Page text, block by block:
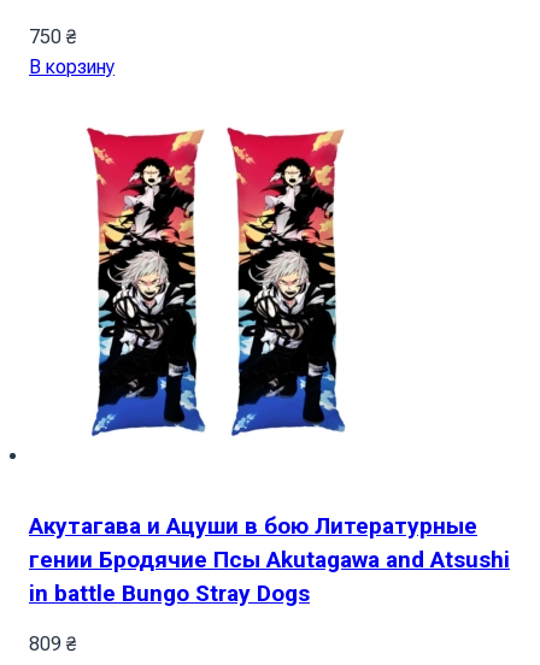
750 ₴
В корзину
Акутагава и Ацуши в бою Литературные
гении Бродячие Псы Akutagawa and Atsushi
in battle Bungo Stray Dogs
809 ₴